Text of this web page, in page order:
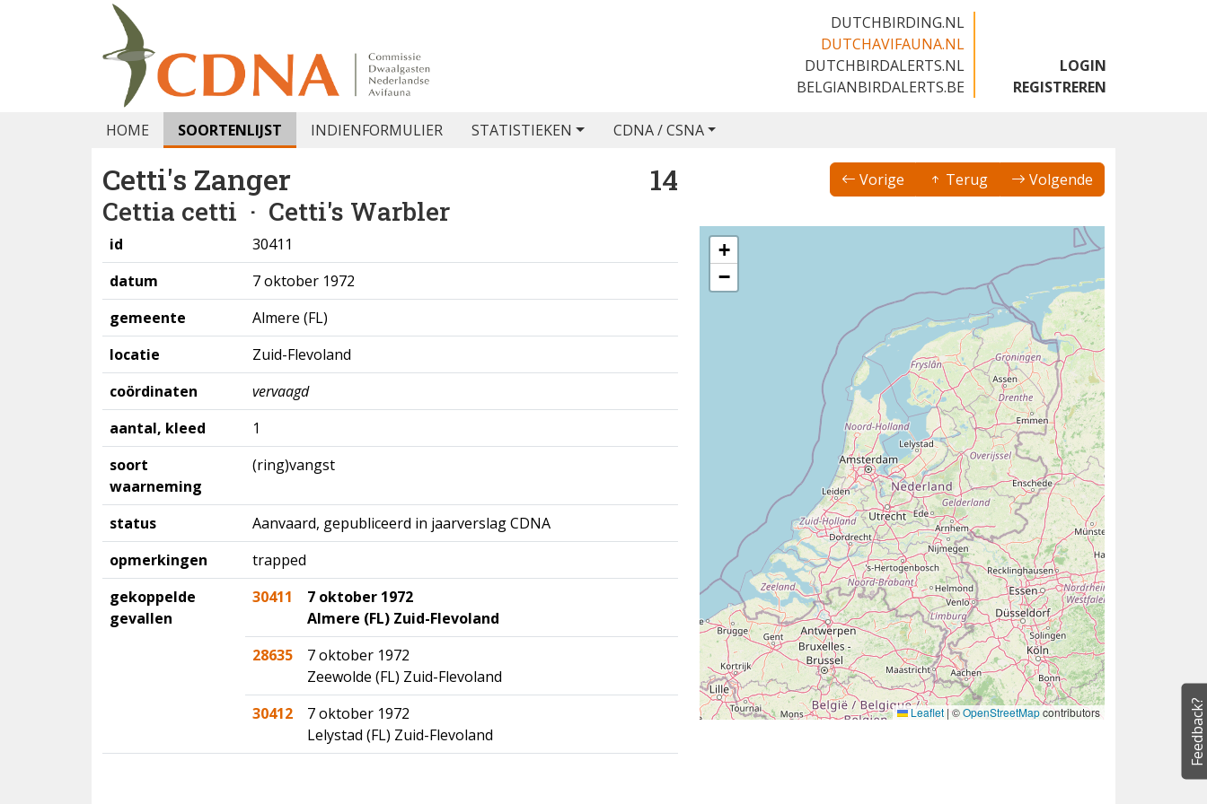
DUTCHBIRDING.NL
DUTCHAVIFAUNA.NL
DUTCHBIRDALERTS.NL
BELGIANBIRDALERTS.BE
LOGIN
REGISTREREN
HOME SOORTENLIJST INDIENFORMULIER STATISTIEKEN CDNA / CSNA
Cetti's Zanger 14
Cettia cetti · Cetti's Warbler
Vorige Terug Volgende
id
30411
datum
7 oktober 1972
gemeente
Almere (FL)
locatie
Zuid-Flevoland
coördinaten
vervaagd
aantal, kleed
1
soort
waarneming
(ring)vangst
status
Aanvaard, gepubliceerd in jaarverslag CDNA
opmerkingen
trapped
gekoppelde
gevallen
30411
7 oktober 1972
Almere (FL) Zuid-Flevoland
28635
7 oktober 1972
Zeewolde (FL) Zuid-Flevoland
30412
7 oktober 1972
Lelystad (FL) Zuid-Flevoland
+
−
Leaflet |©OpenStreetMapcontributors Feedback?